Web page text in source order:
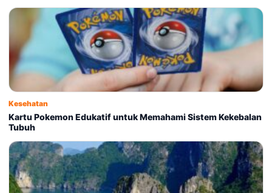
Kesehatan
Kartu Pokemon Edukatif untuk Memahami Sistem Kekebalan
Tubuh